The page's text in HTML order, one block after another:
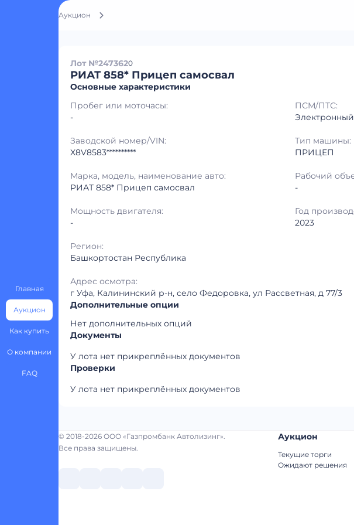
Главная
Аукцион
Как купить
О компании
FAQ
Аукцион
Лот №2473620
РИАТ 858* Прицеп самосвал
Основные характеристики
Пробег или моточасы:
-
ПСМ/ПТС:
Электронный
Заводской номер/VIN:
X8V8583**********
Тип машины:
ПРИЦЕП
Марка, модель, наименование авто:
РИАТ 858* Прицеп самосвал
Рабочий
-
Мощность двигателя:
-
Год
2023
Регион:
Башкортостан Республика
Адрес осмотра:
г Уфа, Калининский р-н, село Федоровка, ул Рассветная, д 77/3
Дополнительные опции
Нет дополнительных опций
Документы
У лота нет прикреплённых документов
Проверки
У лота нет прикреплённых документов
© 2018-2026 ООО «Газпромбанк Автолизинг».
Все права защищены.
Аукцион
Текущие торги
Ожидают решения